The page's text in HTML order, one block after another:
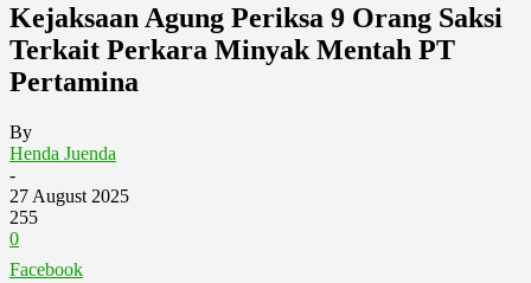
Kejaksaan Agung Periksa 9 Orang Saksi
Terkait Perkara Minyak Mentah PT
Pertamina
By
Henda Juenda
-
27 August 2025
255
0
Facebook